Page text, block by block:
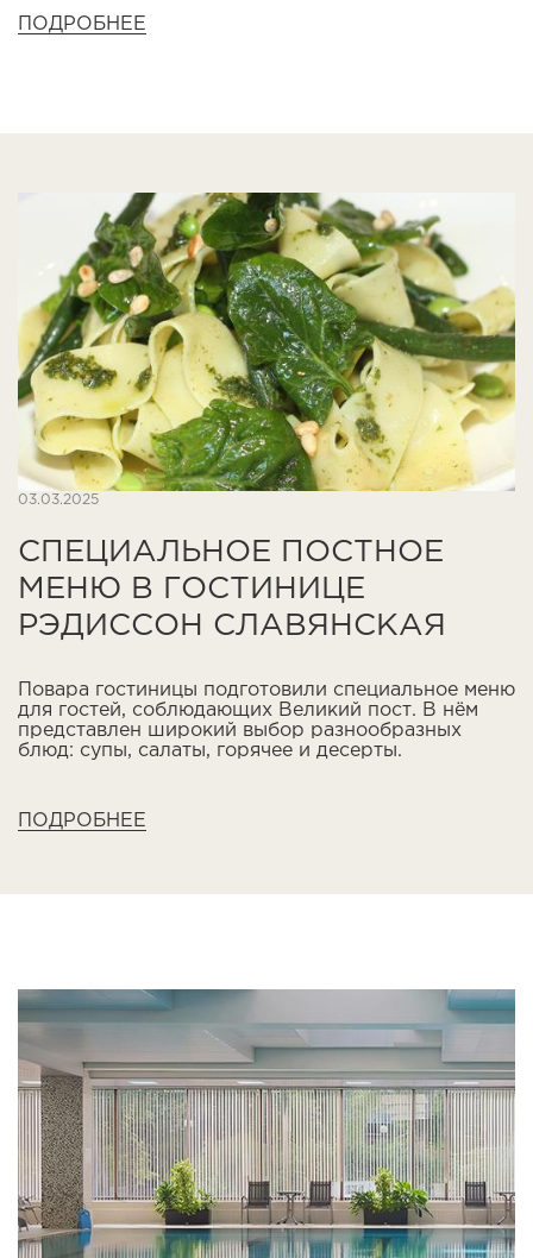
ПОДРОБНЕЕ
03.03.2025
СПЕЦИАЛЬНОЕ ПОСТНОЕ
МЕНЮ В ГОСТИНИЦЕ
РЭДИССОН СЛАВЯНСКАЯ
Повара гостиницы подготовили специальное меню
для гостей, соблюдающих Великий пост. В нём
представлен широкий выбор разнообразных
блюд: супы, салаты, горячее и десерты.
ПОДРОБНЕЕ